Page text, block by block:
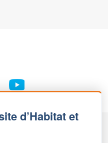
d’Habitat et